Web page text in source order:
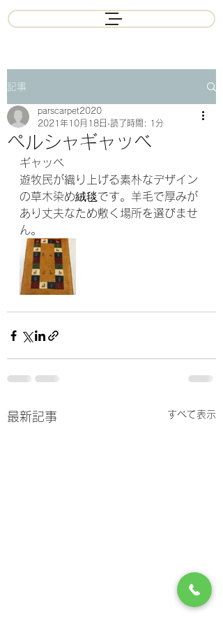
記事
ペルシャギャッベ
parscarpet2020
2021年10月18日 読了時間: 1分
ギャッベ
遊牧民が織り上げる素朴なデザイン
の草木染め絨毯です。羊毛で厚みが
あり丈夫なため敷く場所を選びませ
ん。
最新記事 すべて表示